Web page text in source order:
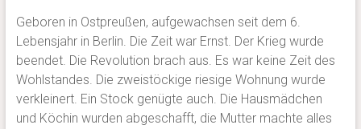
Geboren in Ostpreußen, aufgewachsen seit dem 6.
Lebensjahr in Berlin. Die Zeit war Ernst. Der Krieg wurde
beendet. Die Revolution brach aus. Es war keine Zeit des
Wohlstandes. Die zweistöckige riesige Wohnung wurde
verkleinert. Ein Stock genügte auch. Die Hausmädchen
und Köchin wurden abgeschafft, die Mutter machte alles